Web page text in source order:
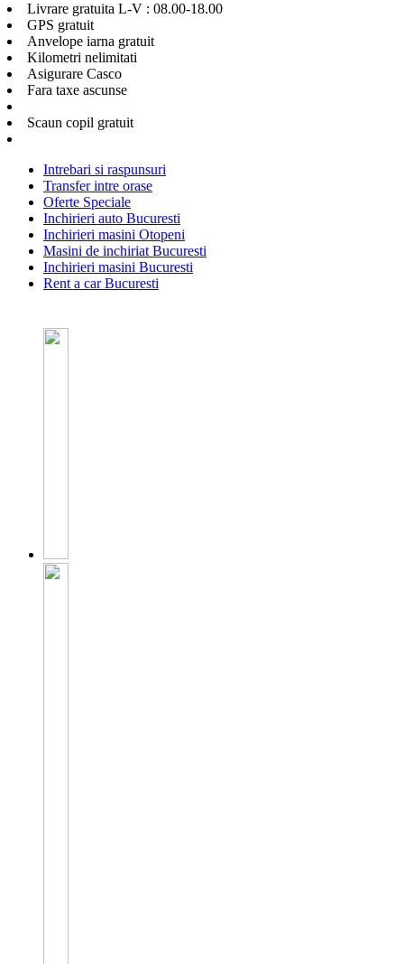
Livrare gratuita L-V : 08.00-18.00
GPS gratuit
Anvelope iarna gratuit
Kilometri nelimitati
Asigurare Casco
Fara taxe ascunse
Scaun copil gratuit
Intrebari si raspunsuri
Transfer intre orase
Oferte Speciale
Inchirieri auto Bucuresti
Inchirieri masini Otopeni
Masini de inchiriat Bucuresti
Inchirieri masini Bucuresti
Rent a car Bucuresti